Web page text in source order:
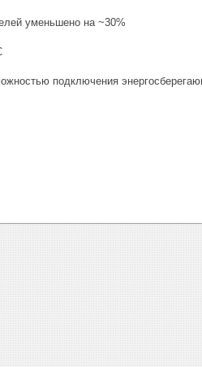
уменьшено на ~30%
подключения